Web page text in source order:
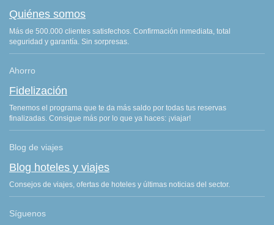
Quiénes somos
Más de 500.000 clientes satisfechos. Confirmación inmediata, total
seguridad y garantía. Sin sorpresas.
Ahorro
Fidelización
Tenemos el programa que te da más saldo por todas tus reservas
finalizadas. Consigue más por lo que ya haces: ¡viajar!
Blog de viajes
Blog hoteles y viajes
Consejos de viajes, ofertas de hoteles y últimas noticias del sector.
Síguenos